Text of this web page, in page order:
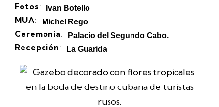
Fotos: Ivan Botello
MUA: Michel Rego
Ceremonia: Palacio del Segundo Cabo.
Recepción: La Guarida